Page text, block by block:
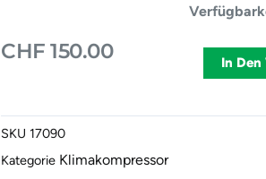
CHF 150.00
Klimaanalge
Audi
Skoda
In
SKU 17090
Kategorie Klimakompressor